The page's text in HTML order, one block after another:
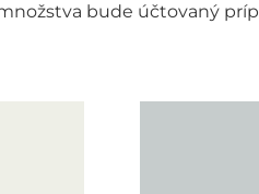
bude účtovaný